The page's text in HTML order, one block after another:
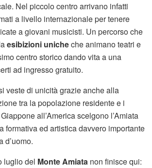
Nel piccolo centro arrivano infatti
a livello internazionale per tenere
a giovani musicisti. Un percorso che
esibizioni unicheche animano teatri e
centro storico dando vita a una
ad ingresso gratuito.
veste di unicità grazie anche alla
tra la popolazione residente e i
all’America scelgono l’Amiata
formativa ed artistica davvero importante
d’uomo.
luglio del Monte Amiata non finisce qui: